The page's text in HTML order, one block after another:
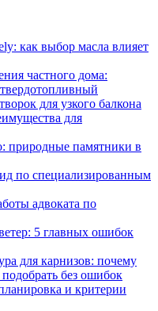
как выбор масла влияет
частного дома:
для узкого балкона
для
природные памятники в
по специализированным
адвоката по
5 главных ошибок
для карнизов: почему
подобрать без ошибок
и критерии